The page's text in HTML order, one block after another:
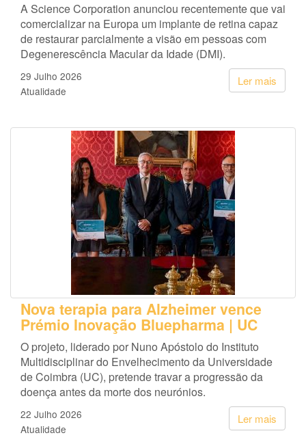
A Science Corporation anunciou recentemente que vai
comercializar na Europa um implante de retina capaz
de restaurar parcialmente a visão em pessoas com
Degenerescência Macular da Idade (DMI).
Ler mais
29 Julho 2026
Atualidade
Nova terapia para Alzheimer vence
Prémio Inovação Bluepharma | UC
O projeto, liderado por Nuno Apóstolo do Instituto
Multidisciplinar do Envelhecimento da Universidade
de Coimbra (UC), pretende travar a progressão da
doença antes da morte dos neurónios.
Ler mais
22 Julho 2026
Atualidade